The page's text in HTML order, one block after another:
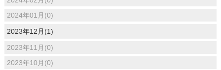
2024年01月(0)
2023年12月(1)
2023年11月(0)
2023年10月(0)